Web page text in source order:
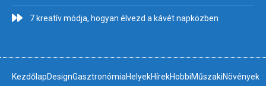
7 kreatív módja, hogyan élvezd a kávét napközben
KezdőlapDesignGasztronómiaHelyekHírekHobbiMűszakiNövények